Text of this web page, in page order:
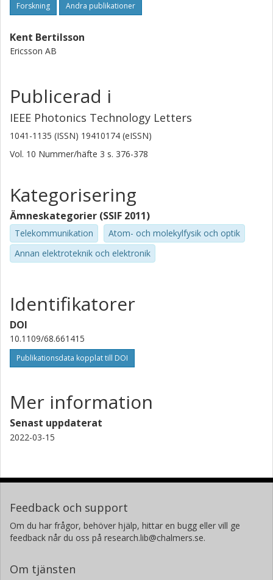
Forskning Andra publikationer
Kent Bertilsson
Ericsson AB
Publicerad i
IEEE Photonics Technology Letters
1041-1135 (ISSN) 19410174 (eISSN)
Vol. 10 Nummer/häfte 3 s. 376-378
Kategorisering
Ämneskategorier (SSIF 2011)
Telekommunikation
Atom- och molekylfysik och optik
Annan elektroteknik och elektronik
Identifikatorer
DOI
10.1109/68.661415
Publikationsdata kopplat till DOI
Mer information
Senast uppdaterat
2022-03-15
Feedback och support
Om du har frågor, behöver hjälp, hittar en bugg eller vill ge
feedback når du oss på research.lib@chalmers.se.
Om tjänsten